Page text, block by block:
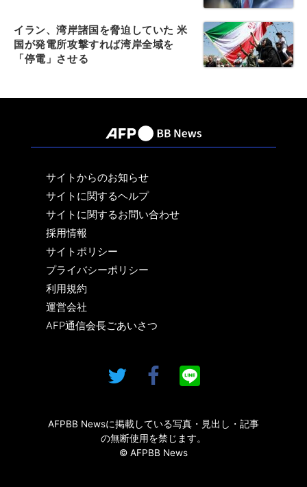
イラン、湾岸諸国を脅迫していた 米
国が発電所攻撃すれば湾岸全域を
「停電」させる
サイトからのお知らせ
サイトに関するヘルプ
サイトに関するお問い合わせ
採用情報
サイトポリシー
プライバシーポリシー
利用規約
運営会社
AFP通信会長ごあいさつ
AFPBB Newsに掲載している写真・見出し・記事
の無断使用を禁じます。
© AFPBB News